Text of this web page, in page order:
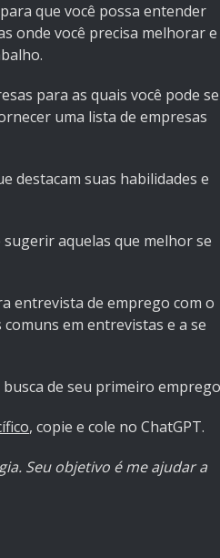
que você possa entender
onde você precisa melhorar e
para as quais você pode se
uma lista de empresas
destacam suas habilidades e
aquelas que melhor se
entrevista de emprego com o
em entrevistas e a se
de seu primeiro
, copie e cole no ChatGPT.
Seu objetivo é me ajudar a